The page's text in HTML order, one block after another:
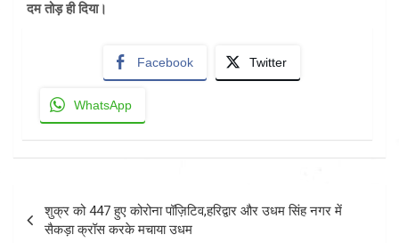
दम तोड़ ही दिया।
Facebook Twitter
WhatsApp
navigation
शुक्र को 447 हुए कोरोना पॉज़िटिव,हरिद्वार और उधम सिंह नगर में
सैकड़ा क्रॉस करके मचाया उधम